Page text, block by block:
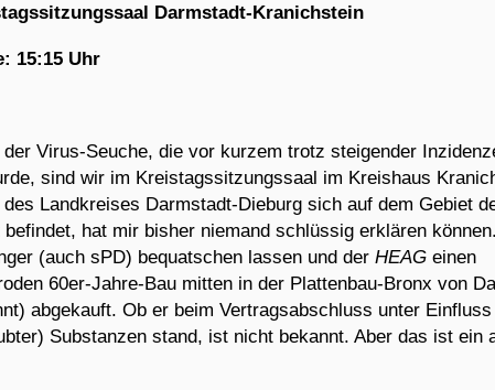
Darmstadt-Kranichstein
15:15 Uhr
Virus-Seuche, die vor kurzem trotz steigender
sind wir im Kreistagssitzungssaal im Kreishaus
Landkreises Darmstadt-Dieburg sich auf dem Gebiet
hat mir bisher niemand schlüssig erklären
(auch sPD) bequatschen lassen und derHEAG einen
60er-Jahre-Bau mitten in der Plattenbau-Bronx von
abgekauft. Ob er beim Vertragsabschluss unter Einfluss
Substanzen stand, ist nicht bekannt. Aber das ist ein